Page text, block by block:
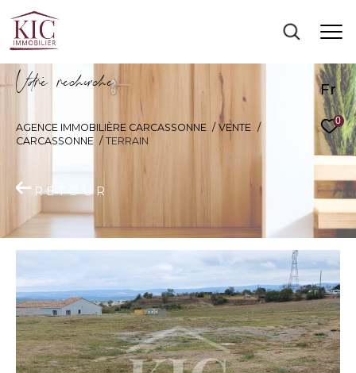
Fr
0
Vore recece
AGENCE IMMOBILIÈRE CARCASSONNE
VENTE
CARCASSONNE
TERRAIN
RETOUR